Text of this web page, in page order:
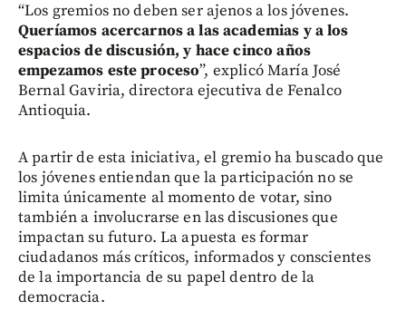
“Los gremios no deben ser ajenos a los jóvenes.
Queríamos acercarnos a las academias y a los
espacios de discusión, y hace cinco años
empezamos este proceso”, explicó María José
Bernal Gaviria, directora ejecutiva de Fenalco
Antioquia.
A partir de esta iniciativa, el gremio ha buscado que
los jóvenes entiendan que la participación no se
limita únicamente al momento de votar, sino
también a involucrarse en las discusiones que
impactan su futuro. La apuesta es formar
ciudadanos más críticos, informados y conscientes
de la importancia de su papel dentro de la
democracia.